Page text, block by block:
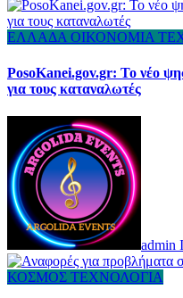
ΕΛΛΑΔΑ ΟΙΚΟΝΟΜΙΑ
PosoKanei.gov.gr: Το νέο
για τους καταναλωτές
admin
ΚΟΣΜΟΣ ΤΕΧΝΟΛΟΓΙΑ